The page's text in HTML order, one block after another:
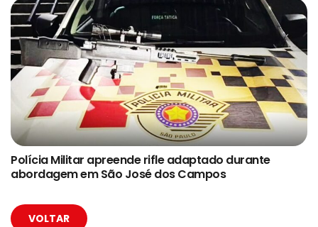
Polícia Militar apreende rifle adaptado durante
abordagem em São José dos Campos
VOLTAR